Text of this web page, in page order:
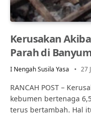
Kerusakan
Parah di
I Nengah Susila Yasa 27
RANCAH POST –
kebumen bertenaga
terus bertambah. Hal